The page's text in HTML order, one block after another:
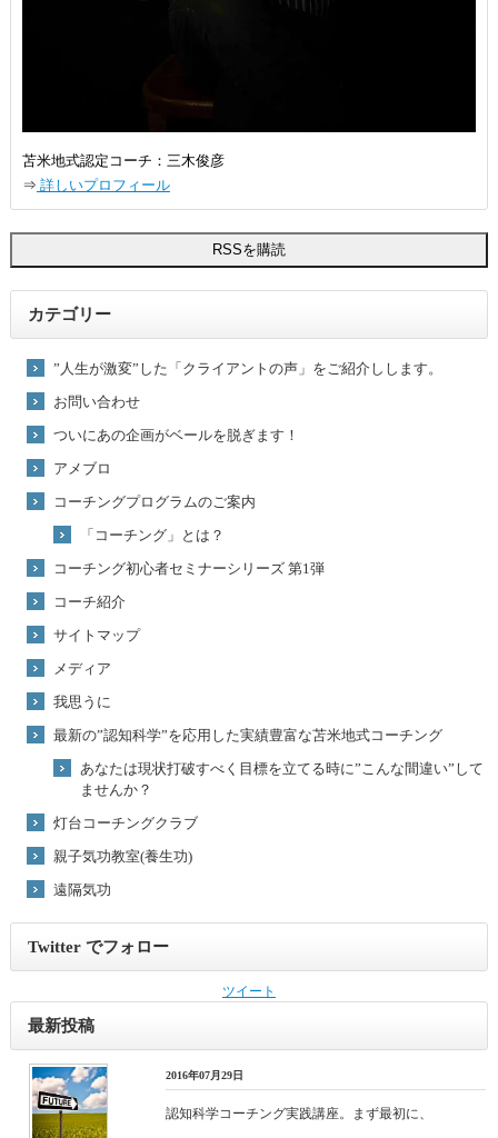
苫米地式認定コーチ：三木俊彦
⇒ 詳しいプロフィール
カテゴリー
”人生が激変”した「クライアントの声」をご紹介しします。
お問い合わせ
ついにあの企画がベールを脱ぎます！
アメブロ
コーチングプログラムのご案内
「コーチング」とは？
コーチング初心者セミナーシリーズ 第1弾
コーチ紹介
サイトマップ
メディア
我思うに
最新の”認知科学”を応用した実績豊富な苫米地式コーチング
あなたは現状打破すべく目標を立てる時に”こんな間違い”して
ませんか？
灯台コーチングクラブ
親子気功教室(養生功)
遠隔気功
Twitter でフォロー
ツイート
最新投稿
2016年07月29日
認知科学コーチング実践講座。まず最初に、